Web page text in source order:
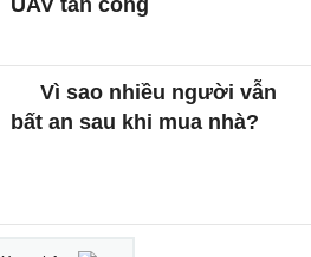
UAV tấn công
Vì sao nhiều người vẫn
bất an sau khi mua nhà?